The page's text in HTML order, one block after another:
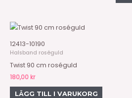
12413-10190
Halsband roséguld
Twist 90 cm roséguld
180,00 kr
LÄGG TILL I VARUKORG